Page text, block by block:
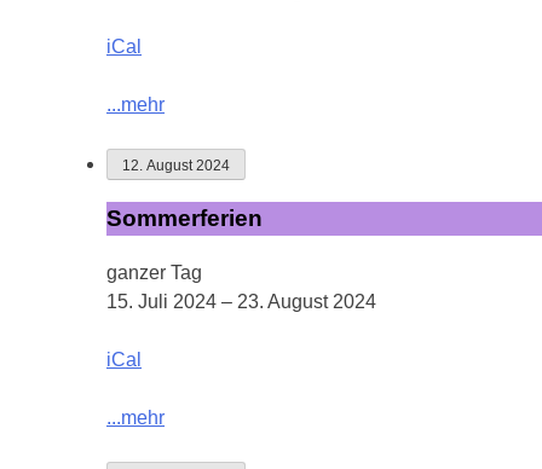
iCal
...mehr
12. August 2024
Sommerferien
Sommerferien
ganzer Tag
15. Juli 2024 – 23. August 2024
iCal
...mehr